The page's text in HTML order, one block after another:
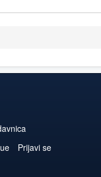
Prijavi se